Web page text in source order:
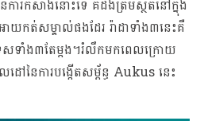
រកសាងនោះទេ គឺដឹងត្រឹមស្ថិតនៅក្នុង
យកត់សម្គាល់ផងដែរ រ៉ាដាទាំង៣នេះគឺ
េសទាំង៣តែម្តង។រំលឹកមកពេលក្រោយ
នៃការបង្កើតសម្ព័ន្ធ​​​ Aukus នេះ